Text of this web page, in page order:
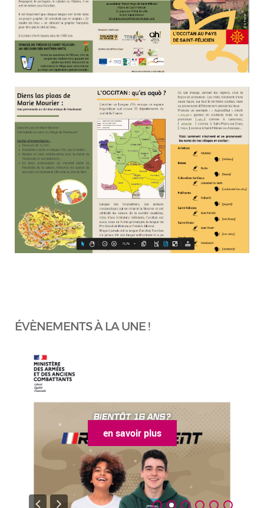
ÉVÈNEMENTS À LA UNE !
en savoir plus